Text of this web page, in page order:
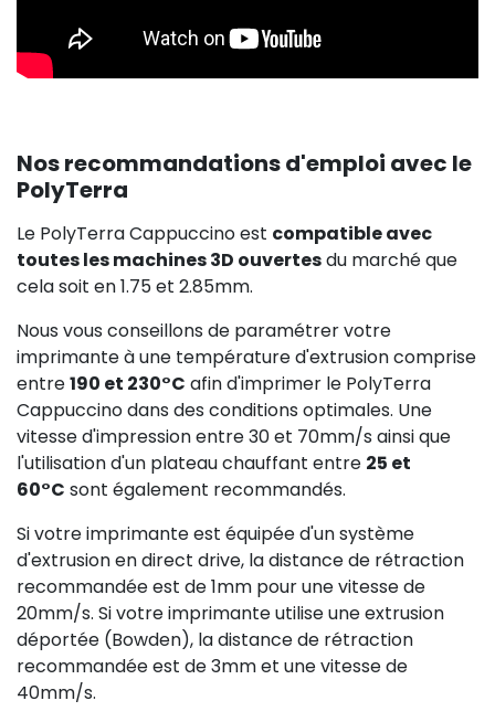
Nos recommandations d'emploi avec le
PolyTerra
Le PolyTerra Cappuccino est compatible avec
toutes les machines 3D ouvertesdu marché que
cela soit en 1.75 et 2.85mm.
Nous vous conseillons de paramétrer votre
imprimante à une température d'extrusion comprise
entre190 et 230°C afin d'imprimer le PolyTerra
Cappuccino dans des conditions optimales. Une
vitesse d'impression entre 30 et 70mm/s ainsi que
l'utilisation d'un plateau chauffant entre 25 et
60°C sont également recommandés.
Si votre imprimante est équipée d'un système
d'extrusion en direct drive, la distance de rétraction
recommandée est de 1mm pour une vitesse de
20mm/s. Si votre imprimante utilise une extrusion
déportée (Bowden), la distance de rétraction
recommandée est de 3mm et une vitesse de
40mm/s.